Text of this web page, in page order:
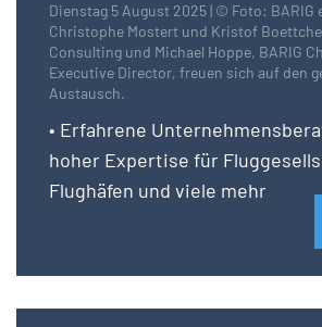
Dienstag 5 August 2025 | © Foto: BARIG
Christophe Mostert und Kristof
Consulting und Michael Hoppe, BARIG
Executive Director, freuen sich auf den
Austausch.
• Erfahrene
hoher Expertise für
Flughäfen und viele mehr